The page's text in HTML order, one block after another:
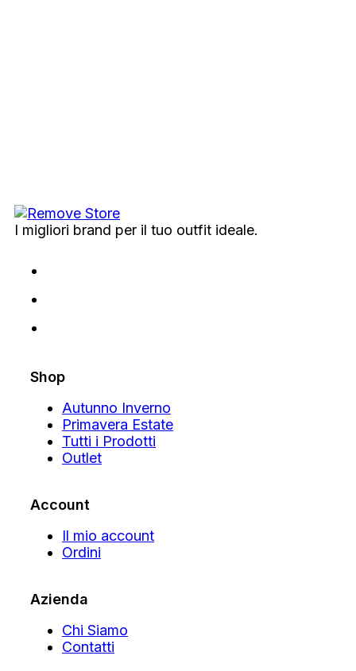
I migliori brand per il tuo outfit ideale.
Shop
Autunno Inverno
Primavera Estate
Tutti i Prodotti
Outlet
Account
Il mio account
Ordini
Azienda
Chi Siamo
Contatti